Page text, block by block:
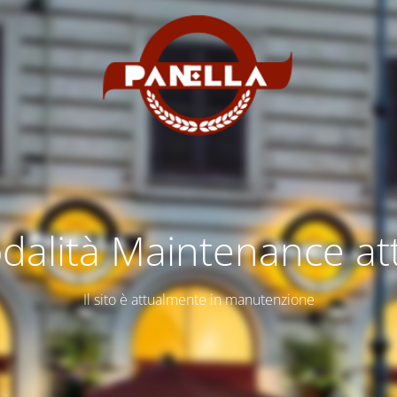
Maintenance
Il sito è attualmente in manutenzione